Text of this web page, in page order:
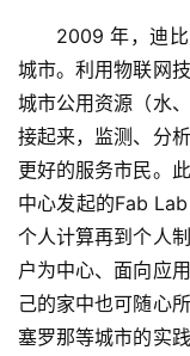
2009 年，迪
城市。利用物联网
城市公用资源（水
接起来，监测、分
更好的服务市民。
中心发起的Fab
个人计算再到个人
户为中心、面向应
己的家中也可随心
塞罗那等城市的实